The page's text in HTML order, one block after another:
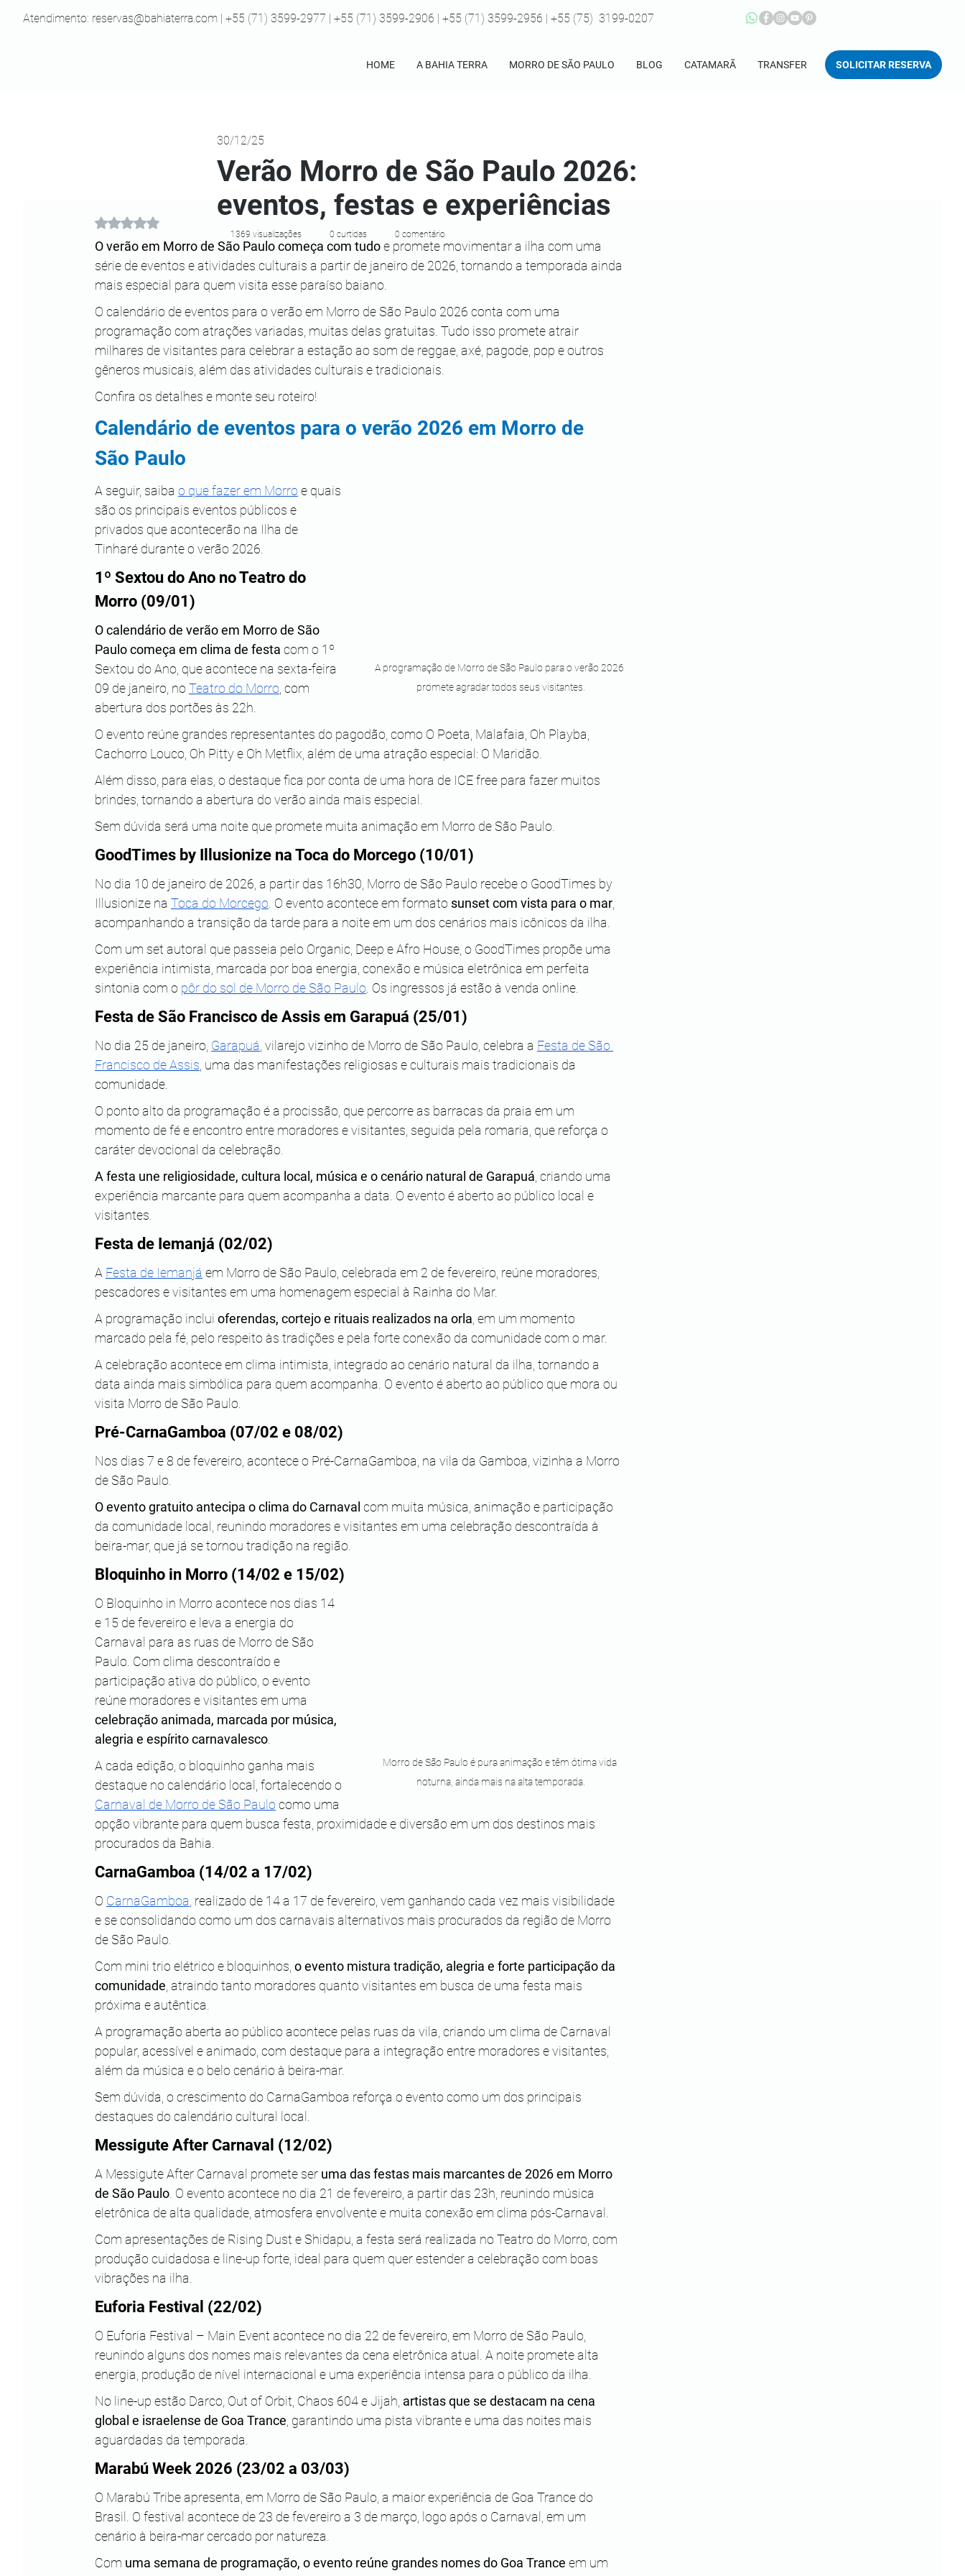
HOME A BAHIA TERRA MORRO DE SÃO PAULO BLOG CATAMARÃ TRANSFER SOLICITAR RESERVA
Atendimento: reservas@bahiaterra.com | +55 (71) 3599-2977 | +55 (71) 3599-2906 | +55 (71) 3599-2956 | +55 (75) 3199-0207
Avaliado com NaN de 5 estrelas.
O verão em Morro de São Paulo começa com tudo e promete movimentar a ilha com uma
série de eventos e atividades culturais a partir de janeiro de 2026, tornando a temporada ainda
mais especial para quem visita esse paraíso baiano.
O calendário de eventos para o verão em Morro de São Paulo 2026 conta com uma
programação com atrações variadas, muitas delas gratuitas. Tudo isso promete atrair
milhares de visitantes para celebrar a estação ao som de reggae, axé, pagode, pop e outros
gêneros musicais, além das atividades culturais e tradicionais.
Confira os detalhes e monte seu roteiro!
Calendário de eventos para o verão 2026 em Morro de
São Paulo
A programação de Morro de São Paulo para o verão 2026
promete agradar todos seus visitantes.
A seguir, saiba o que fazer em Morro e quais
são os principais eventos públicos e
privados que acontecerão na Ilha de
Tinharé durante o verão 2026.
1º Sextou do Ano no Teatro do
Morro (09/01)
O calendário de verão em Morro de São
Paulo começa em clima de festa com o 1º
Sextou do Ano, que acontece na sexta-feira
09 de janeiro, no Teatro do Morro , com
abertura dos portões às 22h.
O evento reúne grandes representantes do pagodão, como O Poeta, Malafaia, Oh Playba,
Cachorro Louco, Oh Pitty e Oh Metflix, além de uma atração especial: O Maridão.
Além disso, para elas, o destaque fica por conta de uma hora de ICE free para fazer muitos
brindes, tornando a abertura do verão ainda mais especial.
Sem dúvida será uma noite que promete muita animação em Morro de São Paulo.
GoodTimes by Illusionize na Toca do Morcego (10/01)
No dia 10 de janeiro de 2026, a partir das 16h30, Morro de São Paulo recebe o GoodTimes by
Illusionize na Toca do Morcego . O evento acontece em formato sunset com vista para o mar
acompanhando a transição da tarde para a noite em um dos cenários mais icônicos da ilha.
Com um set autoral que passeia pelo Organic, Deep e Afro House, o GoodTimes propõe uma
experiência intimista, marcada por boa energia, conexão e música eletrônica em perfeita
sintonia com o pôr do sol de Morro de São Paulo . Os ingressos já estão à venda online.
Festa de São Francisco de Assis em Garapuá (25/01)
No dia 25 de janeiro, Garapuá , vilarejo vizinho de Morro de São Paulo, celebra a Festa de São
Francisco de Assis , uma das manifestações religiosas e culturais mais tradicionais da
comunidade.
O ponto alto da programação é a procissão, que percorre as barracas da praia em um
momento de fé e encontro entre moradores e visitantes, seguida pela romaria, que reforça o
caráter devocional da celebração.
A festa une religiosidade, cultura local, música e o cenário natural de Garapuá , criando uma
experiência marcante para quem acompanha a data. O evento é aberto ao público local e
visitantes.
Festa de Iemanjá (02/02)
A Festa de Iemanjá em Morro de São Paulo, celebrada em 2 de fevereiro, reúne moradores,
pescadores e visitantes em uma homenagem especial à Rainha do Mar.
A programação inclui oferendas, cortejo e rituais realizados na orla , em um momento
marcado pela fé, pelo respeito às tradições e pela forte conexão da comunidade com o mar.
A celebração acontece em clima intimista, integrado ao cenário natural da ilha, tornando a
data ainda mais simbólica para quem acompanha. O evento é aberto ao público que mora ou
visita Morro de São Paulo.
Pré-CarnaGamboa (07/02 e 08/02)
Nos dias 7 e 8 de fevereiro, acontece o Pré-CarnaGamboa, na vila da Gamboa, vizinha a Morro
de São Paulo.
O evento gratuito antecipa o clima do Carnaval com muita música, animação e participação
da comunidade local, reunindo moradores e visitantes em uma celebração descontraída à
beira-mar, que já se tornou tradição na região.
Morro de São Paulo é pura animação e têm ótima vida
noturna, ainda mais na alta temporada.
Bloquinho in Morro (14/02 e 15/02)
O Bloquinho in Morro acontece nos dias 14
e 15 de fevereiro e leva a energia do
Carnaval para as ruas de Morro de São
Paulo. Com clima descontraído e
participação ativa do público, o evento
reúne moradores e visitantes em uma
celebração animada, marcada por música,
alegria e espírito carnavalesco
A cada edição, o bloquinho ganha mais
destaque no calendário local, fortalecendo o
Carnaval de Morro de São Paulo como uma
opção vibrante para quem busca festa, proximidade e diversão em um dos destinos mais
procurados da Bahia.
CarnaGamboa (14/02 a 17/02)
O CarnaGamboa , realizado de 14 a 17 de fevereiro, vem ganhando cada vez mais visibilidade
e se consolidando como um dos carnavais alternativos mais procurados da região de Morro
de São Paulo.
Com mini trio elétrico e bloquinhos, o evento mistura tradição, alegria e forte participação da
comunidade , atraindo tanto moradores quanto visitantes em busca de uma festa mais
próxima e autêntica.
A programação aberta ao público acontece pelas ruas da vila, criando um clima de Carnaval
popular, acessível e animado, com destaque para a integração entre moradores e visitantes,
além da música e o belo cenário à beira-mar.
Sem dúvida, o crescimento do CarnaGamboa reforça o evento como um dos principais
destaques do calendário cultural local.
Messigute After Carnaval (12/02)
A Messigute After Carnaval promete ser uma das festas mais marcantes de 2026 em Morro
de São Paulo . O evento acontece no dia 21 de fevereiro, a partir das 23h, reunindo música
eletrônica de alta qualidade, atmosfera envolvente e muita conexão em clima pós-Carnaval.
Com apresentações de Rising Dust e Shidapu, a festa será realizada no Teatro do Morro, com
produção cuidadosa e line-up forte, ideal para quem quer estender a celebração com boas
vibrações na ilha.
Euforia Festival (22/02)
O Euforia Festival – Main Event acontece no dia 22 de fevereiro, em Morro de São Paulo,
reunindo alguns dos nomes mais relevantes da cena eletrônica atual. A noite promete alta
energia, produção de nível internacional e uma experiência intensa para o público da ilha.
No line-up estão Darco, Out of Orbit, Chaos 604 e Jijah, artistas que se destacam na cena
global e israelense de Goa Trance , garantindo uma pista vibrante e uma das noites mais
aguardadas da temporada.
Marabú Week 2026 (23/02 a 03/03)
O Marabú Tribe apresenta, em Morro de São Paulo, a maior experiência de Goa Trance do
Brasil. O festival acontece de 23 de fevereiro a 3 de março, logo após o Carnaval, em um
cenário à beira-mar cercado por natureza.
Com uma semana de programação, o evento reúne grandes nomes do Goa Trance em um
1369 visualizações 0 curtidas 0 comentário
Verão Morro de São Paulo 2026:
eventos, festas e experiências
30/12/25